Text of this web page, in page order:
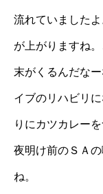
流れていました
が上がりますね
末がくるんだな
イブのリハビリ
りにカツカレー
夜明け前のＳＡ
ね。